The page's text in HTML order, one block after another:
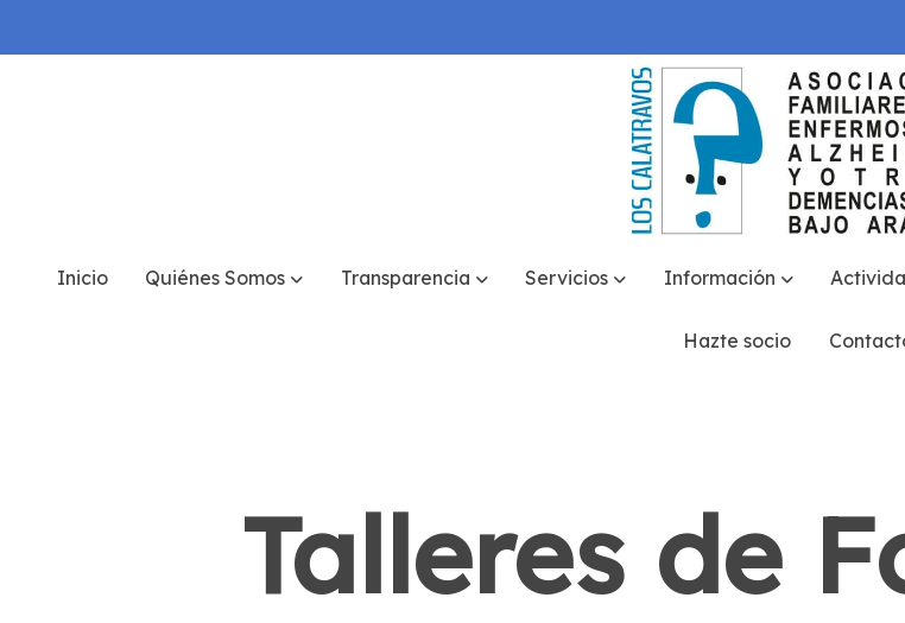
Inicio Quiénes Somos Transparencia Servicios Información
Hazte socio
Talleres de